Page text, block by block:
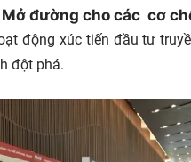
Mở đường cho các cơ
động xúc tiến đầu tư
đột phá.